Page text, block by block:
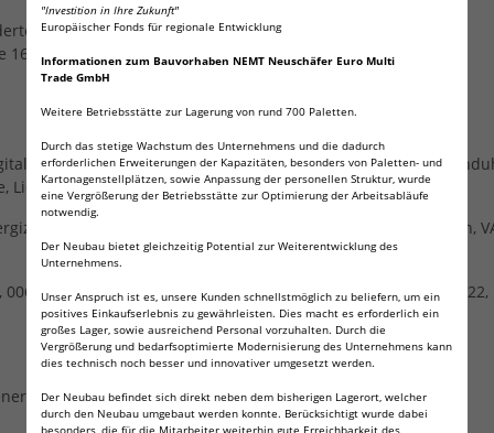
"Investition in Ihre Zukunft"
Europäischer Fonds für regionale Entwicklung
Informationen zum Bauvorhaben NEMT Neuschäfer Euro Multi
Trade GmbH
Weitere Betriebsstätte zur Lagerung von rund 700 Paletten.
Durch das stetige Wachstum des Unternehmens und die dadurch
erforderlichen Erweiterungen der Kapazitäten, besonders von Paletten- und
Kartonagenstellplätzen, sowie Anpassung der personellen Struktur, wurde
eine Vergrößerung der Betriebsstätte zur Optimierung der Arbeitsabläufe
notwendig.
Der Neubau bietet gleichzeitig Potential zur Weiterentwicklung des
Unternehmens.
Unser Anspruch ist es, unsere Kunden schnellstmöglich zu beliefern, um ein
positives Einkaufserlebnis zu gewährleisten. Dies macht es erforderlich ein
großes Lager, sowie ausreichend Personal vorzuhalten. Durch die
Vergrößerung und bedarfsoptimierte Modernisierung des Unternehmens kann
dies technisch noch besser und innovativer umgesetzt werden.
Der Neubau befindet sich direkt neben dem bisherigen Lagerort, welcher
durch den Neubau umgebaut werden konnte. Berücksichtigt wurde dabei
besonders, die für die Mitarbeiter weiterhin gute Erreichbarkeit des
von –10 °C bis +60 °C
mm
Funkgeräte, Wifi Controler, Fernbedienungen,
Bewegungssensoren, Funk Touch Lichtschalter
industrial, Duracell Plus, ANSMANN, P 9V Block Batterien,
AM6F, 6LF62, M1604, 4022, BLOC, CLR6, MNLG, ND65V, 4922,
Mehrwertsteuer.